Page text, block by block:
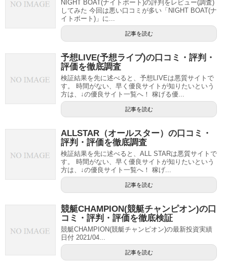
NIGHT BOAT(ナイトボート)の評判をレビュー(調査)
してみた 今回は悪い口コミが多い「NIGHT BOAT(ナ
イトボート)」に...
記事を読む
予想LIVE(予想ライブ)の口コミ・評判・
評価を徹底調査
検証結果を先に述べると、予想LIVEは悪質サイトで
す。 時間がない、早く優良サイトが知りたいという
方は、↓の優良サイト一覧へ！ 稼げる優...
記事を読む
ALLSTAR（オールスター）の口コミ・
評判・評価を徹底調査
検証結果を先に述べると、ALL STARは悪質サイトで
す。 時間がない、早く優良サイトが知りたいという
方は、↓の優良サイト一覧へ！ 稼げ...
記事を読む
競艇CHAMPION(競艇チャンピオン)の口
コミ・評判・評価を徹底検証
競艇CHAMPION(競艇チャンピオン)の最新投資実績
日付 2021/04...
記事を読む